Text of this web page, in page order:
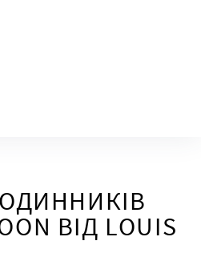
ВІД LOUIS